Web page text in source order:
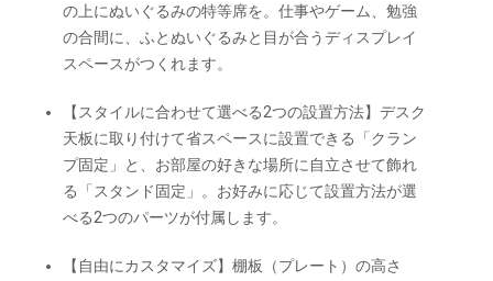
の上にぬいぐるみの特等席を。仕事やゲーム、勉強
の合間に、ふとぬいぐるみと目が合うディスプレイ
スペースがつくれます。
【スタイルに合わせて選べる2つの設置方法】デスク
天板に取り付けて省スペースに設置できる「クラン
プ固定」と、お部屋の好きな場所に自立させて飾れ
る「スタンド固定」。お好みに応じて設置方法が選
べる2つのパーツが付属します。
【自由にカスタマイズ】棚板（プレート）の高さ